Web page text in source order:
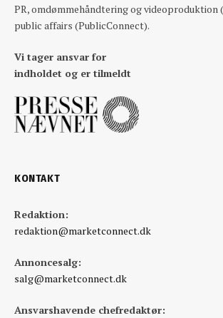
PR, omdømmehåndtering og videoproduktion
public affairs (PublicConnect).
Vi tager ansvar for
indholdet og er tilmeldt
KONTAKT
Redaktion:
redaktion@marketconnect.dk
Annoncesalg:
salg@marketconnect.dk
Ansvarshavende chefredaktør: